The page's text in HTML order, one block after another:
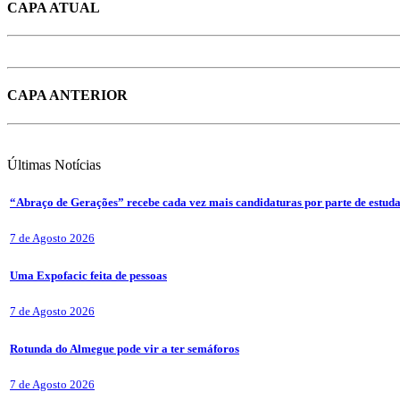
CAPA ATUAL
CAPA ANTERIOR
Últimas Notícias
“Abraço de Gerações” recebe cada vez mais candidaturas por parte de
7 de Agosto 2026
Uma Expofacic feita de pessoas
7 de Agosto 2026
Rotunda do Almegue pode vir a ter semáforos
7 de Agosto 2026